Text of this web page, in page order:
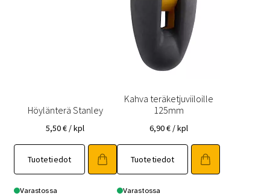
Höylänterä Stanley
5,50€ / kpl
Tuotetiedot
Varastossa
Kahva teräketjuviiloille
125mm
6,90€ / kpl
Tuotetiedot
Varastossa